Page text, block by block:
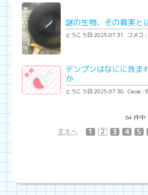
謎の生物、その真実と
とうこう日:2025.07.31 コメコ
デンプンはなにに含ま
か
とうこう日:2025.07.30 Cocoa :
64 件中
まえへ 1 2 3 4 5